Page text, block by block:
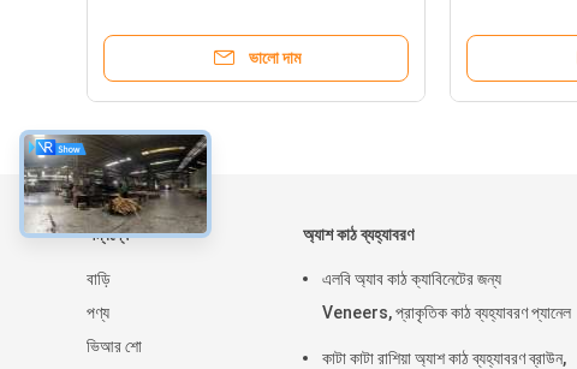
ভালো দাম
সম্বন্ধে
বাড়ি
পণ্য
ভিআর শো
অ্যাশ কাঠ ব্যহ্যাবরণ
এলবি অ্যাব কাঠ ক্যাবিনেটের জন্য
Veneers, প্রাকৃতিক কাঠ ব্যহ্যাবরণ প্যানেল
কাটা কাটা রাশিয়া অ্যাশ কাঠ ব্যহ্যাবরণ ব্রাউন,